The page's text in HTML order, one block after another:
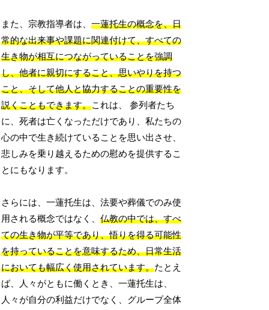
また、宗教指導者は、一蓮托生の概念を、日
常的な出来事や課題に関連付けて、すべての
生き物が相互につながっていることを強調
し、他者に親切にすること、思いやりを持つ
こと、そして他人と協力することの重要性を
説くこともできます。これは、 参列者たち
に、死者は亡くなっただけであり、私たちの
心の中で生き続けていることを思い出させ、
悲しみを乗り越えるための慰めを提供するこ
とにもなります。
さらには、一蓮托生は、法要や葬儀でのみ使
用される概念ではなく、仏教の中では、すべ
ての生き物が平等であり、悟りを得る可能性
を持っていることを意味するため、日常生活
においても幅広く使用されています。たとえ
ば、人々がともに働くとき、一蓮托生は、
人々が自分の利益だけでなく、グループ全体